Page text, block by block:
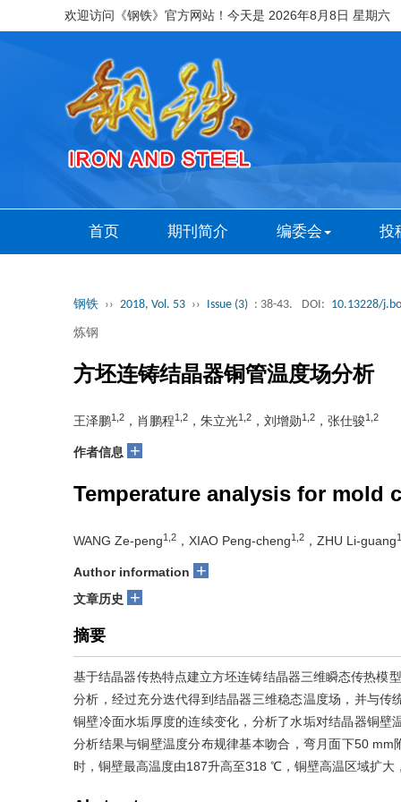
欢迎访问《钢铁》官方网站！今天是 2026年8月8日 星期六
首页 期刊简介 编委会 投
钢铁 ›› 2018, Vol. 53 ›› Issue (3) : 38-43. DOI: 10.13228/
炼钢
方坯连铸结晶器铜管温度场分析
王泽鹏1,2 ，肖鹏程1,2 ，朱立光1,2 ，刘增勋1,2 ，张仕骏1,2
作者信息 +
Temperature analysis for
WANG Ze-peng1,2 ，XIAO Peng-cheng1,2 ，ZHU Li-guang
Author information +
文章历史 +
摘要
基于结晶器传热特点建立方坯连铸结晶器三维瞬态传热模
分析，经过充分迭代得到结晶器三维稳态温度场，并与
铜壁冷面水垢厚度的连续变化，分析了水垢对结晶器铜
分析结果与铜壁温度分布规律基本吻合，弯月面下50
时，铜壁最高温度由187升高至318 ℃，铜壁高温区域扩大